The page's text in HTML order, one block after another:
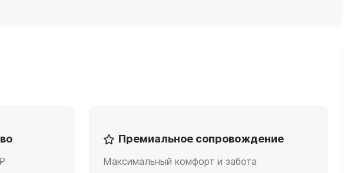
Премиальное сопровождение
Максимальный комфорт и забота